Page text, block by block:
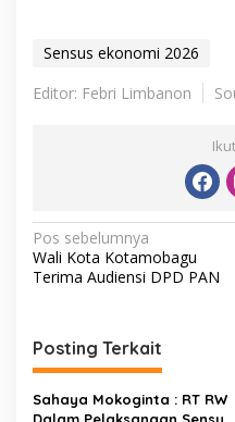
Sensus ekonomi 2026
Editor: Febri Limbanon
N
a
i
g
a
Pos sebelumnya
Wali Kota Kotamobagu
Terima Audiensi DPD PAN
Posting Terkait
Sahaya Mokoginta : RT RW
Dalam Pelaksanaan Sensus